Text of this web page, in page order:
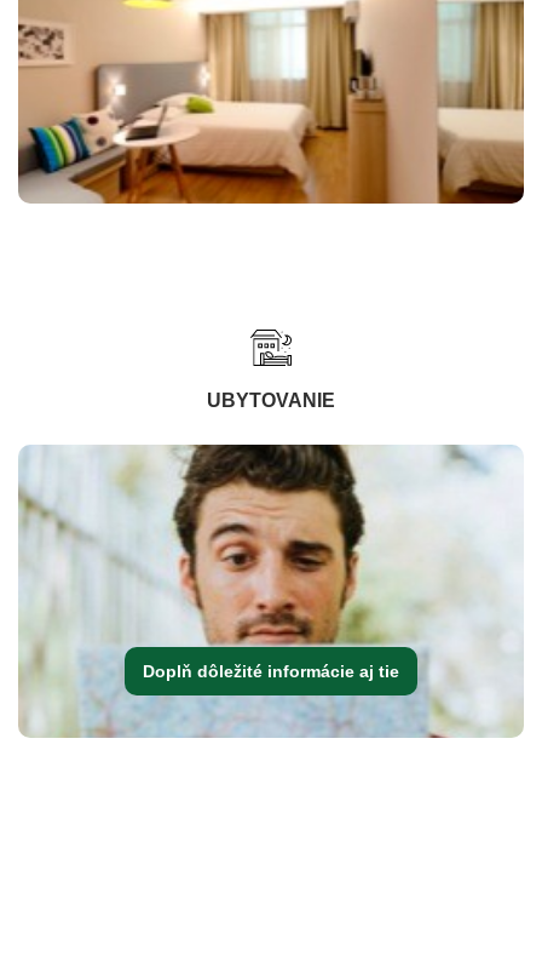
UBYTOVANIE
Doplň dôležité informácie aj tie